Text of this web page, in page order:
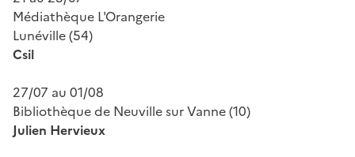
Médiathèque L'Orangerie
Lunéville (54)
Csil
27/07 au 01/08
Bibliothèque de Neuville sur Vanne (10)
Julien Hervieux